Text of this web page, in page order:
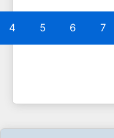
4 5 6 7